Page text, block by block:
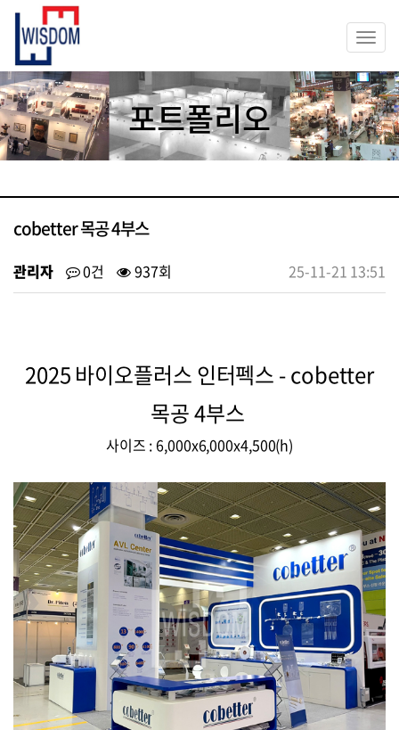
포트폴리오
cobetter 목공 4부스
관리자 0건 937회 25-11-21 13:51
2025 바이오플러스 인터펙스 - cobetter
목공 4부스
사이즈 : 6,000x6,000x4,500(h)